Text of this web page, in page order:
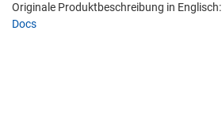
Originale Produktbeschreibung in Englisch:
Docs